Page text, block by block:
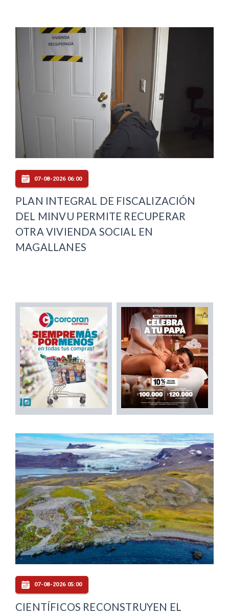
07-08-2026 06:00
PLAN INTEGRAL DE FISCALIZACIÓN
DEL MINVU PERMITE RECUPERAR
OTRA VIVIENDA SOCIAL EN
MAGALLANES
07-08-2026 05:00
CIENTÍFICOS RECONSTRUYEN EL